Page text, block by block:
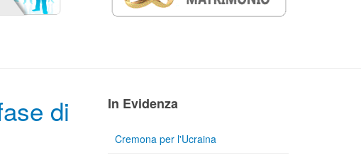
di In Evidenza
Cremona per l'Ucraina